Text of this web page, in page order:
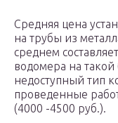
Средняя цена
на трубы из
среднем
водомера на такой
недоступный тип
проведенные
(4000 -4500 руб.).